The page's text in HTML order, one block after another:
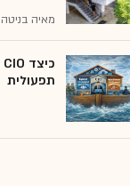
מאיה בניטה
תפעולית